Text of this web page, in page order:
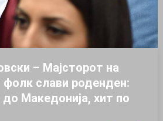
– Мајсторот на
слави роденден:
Македонија, хит по